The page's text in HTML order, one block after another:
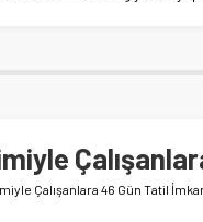
Çalışanlara 46 Gün Tatil